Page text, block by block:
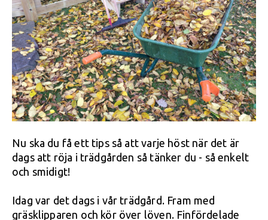
Nu ska du få ett tips så att varje höst när det är
dags att röja i trädgården så tänker du - så enkelt
och smidigt!
Idag var det dags i vår trädgård. Fram med
gräsklipparen och kör över löven. Finfördelade